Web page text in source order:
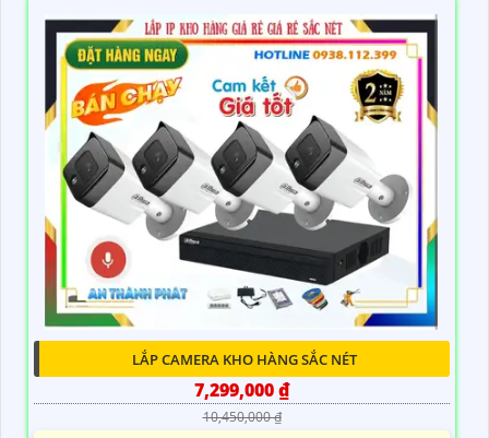
LẮP CAMERA KHO HÀNG SẮC NÉT
7,299,000 ₫
10,450,000 ₫